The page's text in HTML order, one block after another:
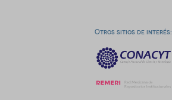
Otros sitios de interés: